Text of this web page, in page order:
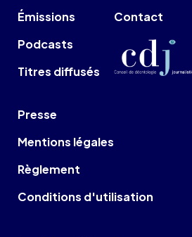
Émissions
Podcasts
Titres diffusés
Contact
Presse
Mentions légales
Règlement
Conditions d'utilisation